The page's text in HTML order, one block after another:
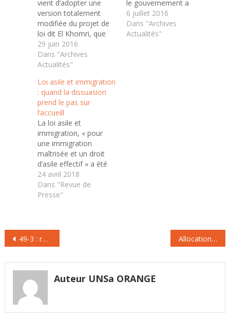
vient d’adopter une
version totalement
modifiée du projet de
loi dit El Khomri, que
l’UNSA a analysée au
regard de ses mandats
syndicaux. La liste, non
mesures négatives
pour les droits des
salariés et des jeunes
introduite par la
majorité sénatoriale
est…
29 juin 2016
Dans "Archives
Actualités"
le gouvernement a
décidé d’engager à
nouveau sa
responsabilité devant
6 juillet 2016
Dans "Archives
Actualités"
Loi asile et immigration
: quand la dissuasion
prend le pas sur
l’accueill
La loi asile et
immigration, « pour
une immigration
maîtrisée et un droit
d’asile effectif » a été
adoptée en première
lecture par l’Assemblée
nationale dimanche 22
matière d’immigration
date de 2016, et
24 avril 2018
Dans "Revue de
Presse"
Navigation
de
l’article
49-3 : rebelote Allocation rentrée scolaire 2016 : Date versement et montants
Auteur UNSa ORANGE